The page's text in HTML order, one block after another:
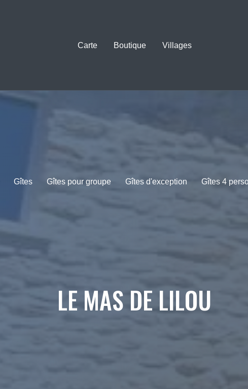
Carte Boutique Villages
Gîtes Gîtes pour groupe Gîtes d'exception Gîtes 4
LE MAS DE LILOU